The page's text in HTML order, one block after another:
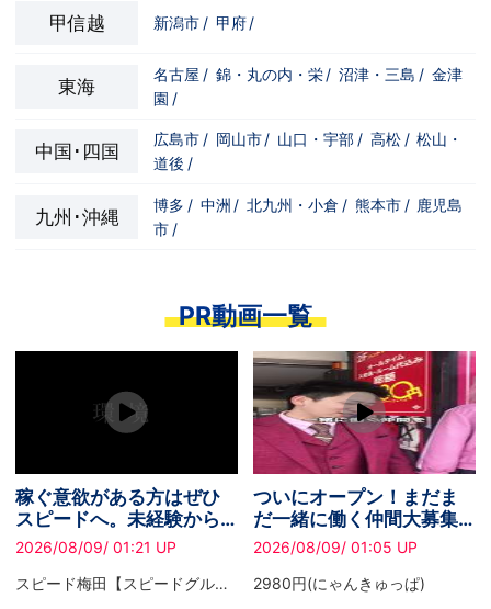
甲信越 新潟市 / 甲府 /
東海
名古屋 / 錦・丸の内・栄 / 沼津・三島 / 金津
園 /
中国･四国
広島市 / 岡山市 / 山口・宇部 / 高松 / 松山・
道後 /
九州･沖縄
博多 / 中洲 / 北九州・小倉 / 熊本市 / 鹿児島
市 /
PR動画一覧
稼ぐ意欲がある方はぜひ
スピードへ。未経験から
でも無理なく安定収入を
2026/08/09/ 01:21 UP
スピード梅田【スピードグループ】
ついにオープン！まだま
だ一緒に働く仲間大募集
中です！
2026/08/09/ 01:05 UP
2980円(にゃんきゅっぱ)